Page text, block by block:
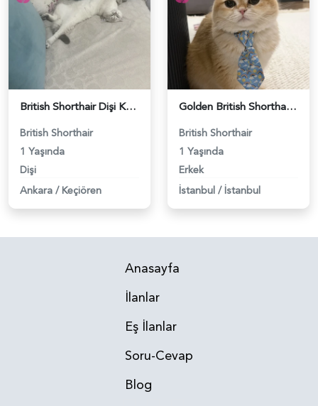
British Shorthair Dişi Kedim Eş Arıyor - 118984618
British Shorthair
1 Yaşında
Dişi
Ankara / Keçiören
Golden British Shorthair 1 Yaşında Eş Arıyor - 118984604
British Shorthair
1 Yaşında
Erkek
İstanbul / İstanbul
Anasayfa
İlanlar
Eş İlanlar
Soru-Cevap
Blog